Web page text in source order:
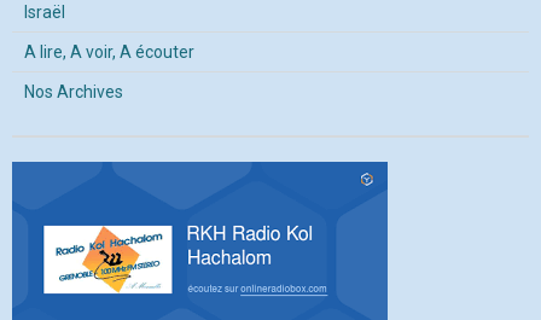
Israël
A lire, A voir, A écouter
Nos Archives